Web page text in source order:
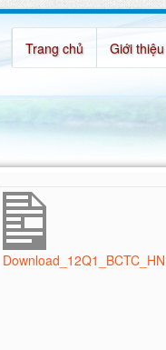
Trang chủ Giới thiệu
Download_12Q1_BCTC_HN